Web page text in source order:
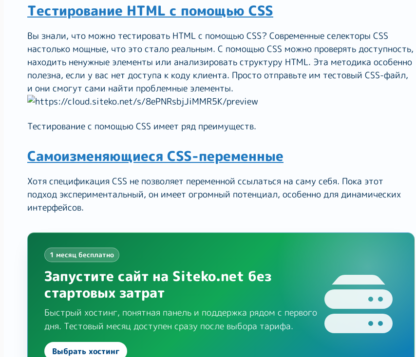
Тестирование HTML с помощью CSS
Вы знали, что можно тестировать HTML с помощью CSS? Современные селекторы CSS
настолько мощные, что это стало реальным. C помощью CSS можно проверять доступность,
находить ненужные элементы или анализировать структуру HTML. Эта методика особенно
полезна, если у вас нет доступа к коду клиента. Просто отправьте им тестовый CSS-файл,
и они смогут сами найти проблемные элементы.
Тестирование с помощью CSS имеет ряд преимуществ.
Самоизменяющиеся CSS-переменные
Хотя спецификация CSS не позволяет переменной ссылаться на саму себя. Пока этот
подход экспериментальный, он имеет огромный потенциал, особенно для динамических
интерфейсов.
1 месяц бесплатно
Запустите сайт на Siteko.net без
стартовых затрат
Быстрый хостинг, понятная панель и поддержка рядом с первого
дня. Тестовый месяц доступен сразу после выбора тарифа.
Выбрать хостинг